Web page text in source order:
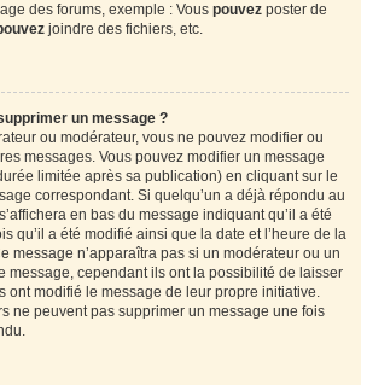
des forums, exemple : Vous pouvez poster de
joindre des fichiers, etc.
un message ?
ou modérateur, vous ne pouvez modifier ou
messages. Vous pouvez modifier un message
limitée après sa publication) en cliquant sur le
correspondant. Si quelqu’un a déjà répondu au
en bas du message indiquant qu’il a été
qu’il a été modifié ainsi que la date et l’heure de la
message n’apparaîtra pas si un modérateur ou un
message, cependant ils ont la possibilité de laisser
ont modifié le message de leur propre initiative.
ne peuvent pas supprimer un message une fois